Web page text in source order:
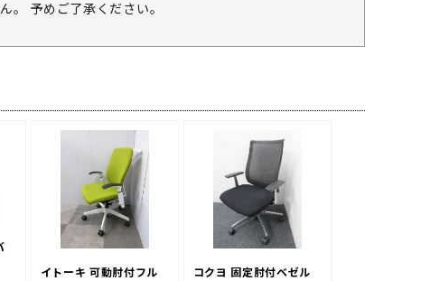
。 予めご了承ください。
イトーキ 可動肘付フル
コクヨ 固定肘付ベゼル